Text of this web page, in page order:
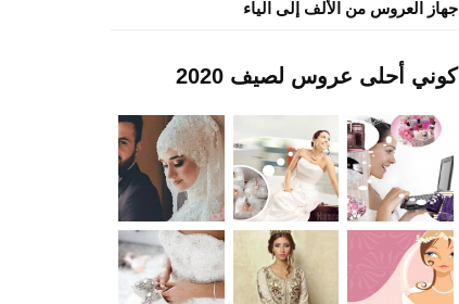
جهاز العروس من الألف إلى الياء
كوني أحلى عروس لصيف 2020